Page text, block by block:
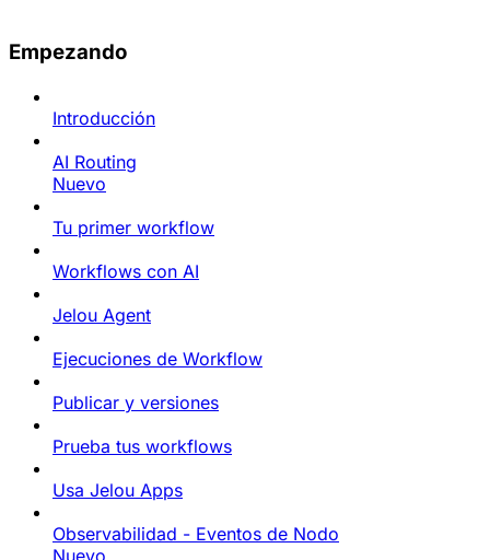
Empezando
Introducción
AI Routing
Nuevo
Tu primer workflow
Workflows con AI
Jelou Agent
Ejecuciones de Workflow
Publicar y versiones
Prueba tus workflows
Usa Jelou Apps
Observabilidad - Eventos de Nodo